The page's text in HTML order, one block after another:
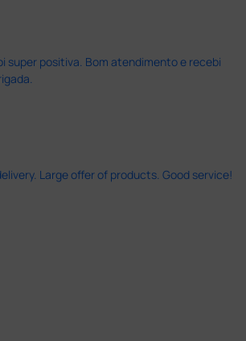
super positiva. Bom atendimento e recebi
Large offer of products. Good service!